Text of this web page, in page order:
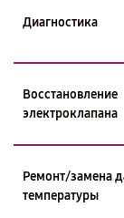
Диагностика
Восстановление
электроклапана
Ремонт/замена
температуры